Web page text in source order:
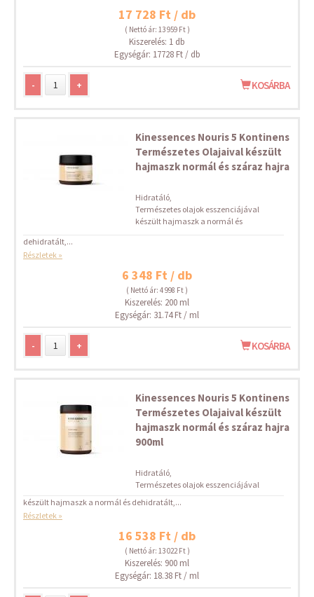
17 728 Ft / db
( Nettó ár: 13 959 Ft )
Kiszerelés: 1 db
Egységár: 17728 Ft / db
- + KOSÁRBA
Kinessences Nouris 5 Kontinens
Természetes Olajaival készült
hajmaszk normál és száraz hajra
Hidratáló,
Természetes olajok esszenciájával
készült hajmaszk a normál és
dehidratált,...
Részletek »
6 348 Ft / db
( Nettó ár: 4 998 Ft )
Kiszerelés: 200 ml
Egységár: 31.74 Ft / ml
- + KOSÁRBA
Kinessences Nouris 5 Kontinens
Természetes Olajaival készült
hajmaszk normál és száraz hajra
900ml
Hidratáló,
Természetes olajok esszenciájával
készült hajmaszk a normál és dehidratált,...
Részletek »
16 538 Ft / db
( Nettó ár: 13 022 Ft )
Kiszerelés: 900 ml
Egységár: 18.38 Ft / ml